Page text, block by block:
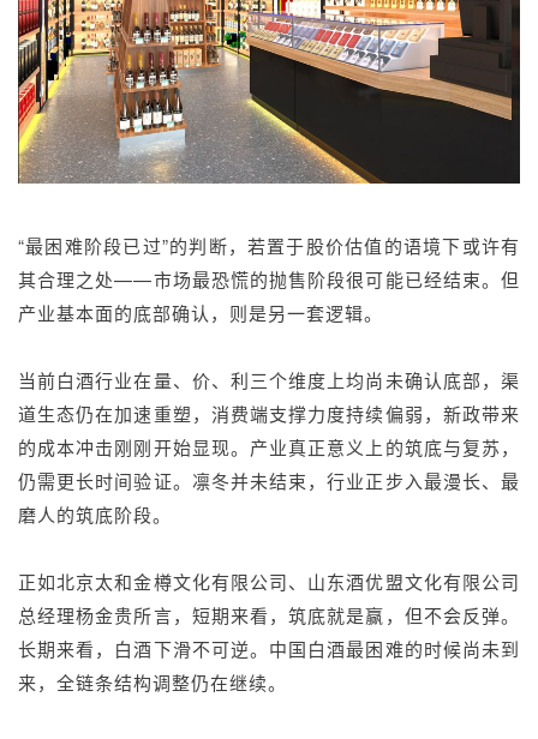
“最困难阶段已过”的判断，若置于股价估值的语境下或许有
其合理之处——市场最恐慌的抛售阶段很可能已经结束。但
产业基本面的底部确认，则是另一套逻辑。
当前白酒行业在量、价、利三个维度上均尚未确认底部，渠
道生态仍在加速重塑，消费端支撑力度持续偏弱，新政带来
的成本冲击刚刚开始显现。产业真正意义上的筑底与复苏，
仍需更长时间验证。凛冬并未结束，行业正步入最漫长、最
磨人的筑底阶段。
正如北京太和金樽文化有限公司、山东酒优盟文化有限公司
总经理杨金贵所言，短期来看，筑底就是赢，但不会反弹。
长期来看，白酒下滑不可逆。中国白酒最困难的时候尚未到
来，全链条结构调整仍在继续。